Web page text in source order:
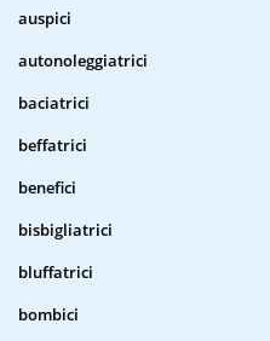
auspici
autonoleggiatrici
baciatrici
beffatrici
benefici
bisbigliatrici
bluffatrici
bombici